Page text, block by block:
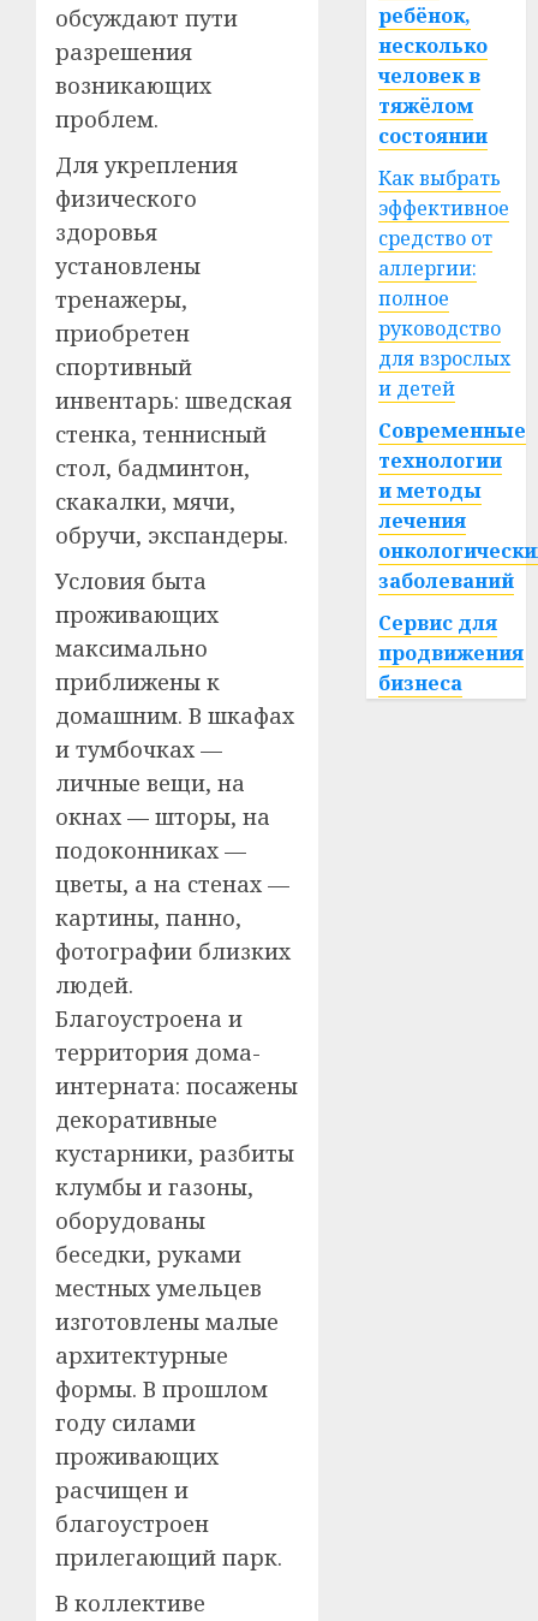
обсуждают пути
разрешения
возникающих
проблем.
Для укрепления
физического
здоровья
установлены
тренажеры,
приобретен
спортивный
инвентарь: шведская
стенка, теннисный
стол, бадминтон,
скакалки, мячи,
обручи, экспандеры.
Условия быта
проживающих
максимально
приближены к
домашним. В шкафах
и тумбочках —
личные вещи, на
окнах — шторы, на
подоконниках —
цветы, а на стенах —
картины, панно,
фотографии близких
людей.
Благоустроена и
территория дома-
интерната: посажены
декоративные
кустарники, разбиты
клумбы и газоны,
оборудованы
беседки, руками
местных умельцев
изготовлены малые
архитектурные
формы. В прошлом
году силами
проживающих
расчищен и
благоустроен
прилегающий парк.
В коллективе
ребёнок,
несколько
человек в
тяжёлом
состоянии
Как выбрать
эффективное
средство от
аллергии:
полное
руководство
для взрослых
и детей
Современные
технологии
и методы
лечения
заболеваний
Сервис для
продвижения
бизнеса